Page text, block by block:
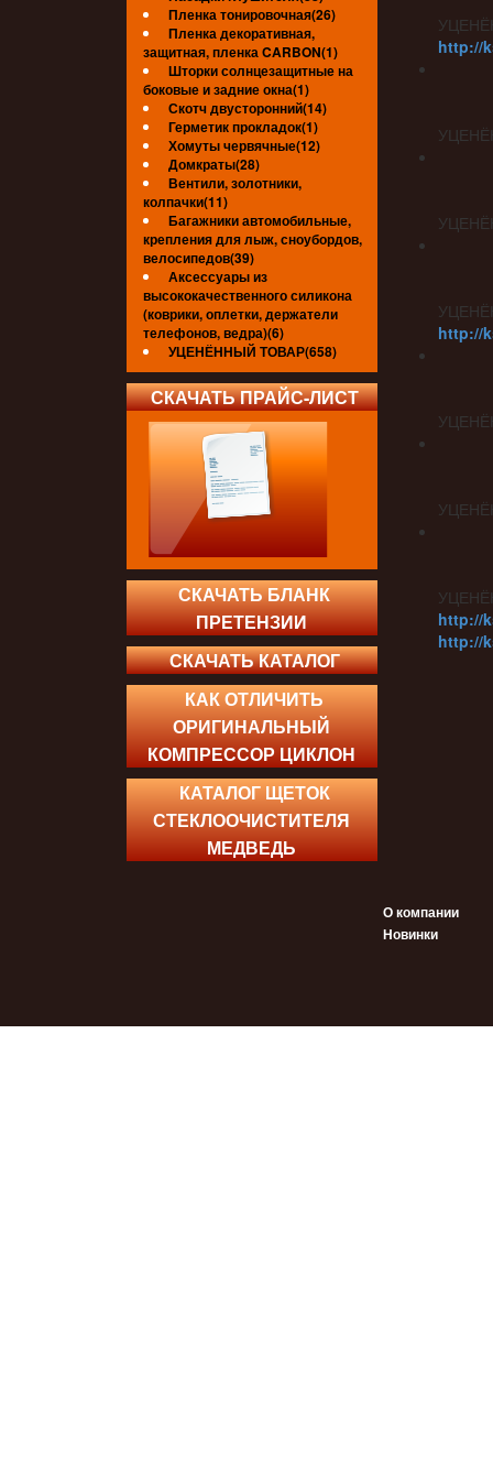
Пленка тонировочная(26)
Пленка декоративная,
защитная, пленка CARBON(1)
Шторки солнцезащитные на
боковые и задние окна(1)
Скотч двусторонний(14)
Герметик прокладок(1)
Хомуты червячные(12)
Домкраты(28)
Вентили, золотники,
колпачки(11)
Багажники автомобильные,
крепления для лыж, сноубордов,
велосипедов(39)
Аксессуары из
высококачественного силикона
(коврики, оплетки, держатели
телефонов, ведра)(6)
УЦЕНЁННЫЙ ТОВАР(658)
СКАЧАТЬ ПРАЙС-ЛИСТ
СКАЧАТЬ БЛАНК
ПРЕТЕНЗИИ
СКАЧАТЬ КАТАЛОГ
КАК ОТЛИЧИТЬ
ОРИГИНАЛЬНЫЙ
КОМПРЕССОР ЦИКЛОН
КАТАЛОГ ЩЕТОК
СТЕКЛООЧИСТИТЕЛЯ
МЕДВЕДЬ
http://
http://
http://
http://
О компании
Новинки